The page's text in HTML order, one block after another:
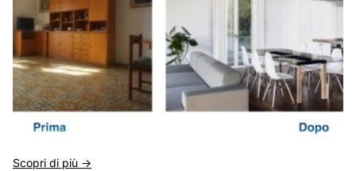
Scopri di più ->